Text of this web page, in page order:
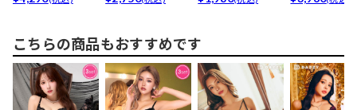
こちらの商品もおすすめです